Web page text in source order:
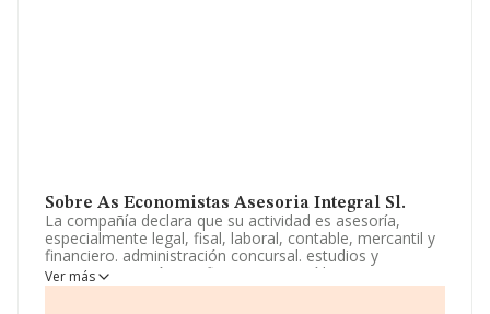
Sobre As Economistas Asesoria Integral Sl.
La compañía declara que su actividad es asesoría,
especialmente legal, fisal, laboral, contable, mercantil y
financiero. administración concursal. estudios y
proyectos económico-financierosy jurídicos. impartir
cursos, coloquios y colaborar en medios de
Ver más